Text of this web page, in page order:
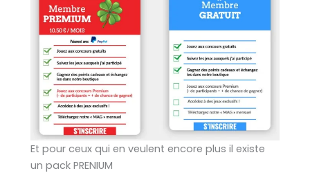
Et pour ceux qui en veulent encore plus il existe
un pack PRENIUM